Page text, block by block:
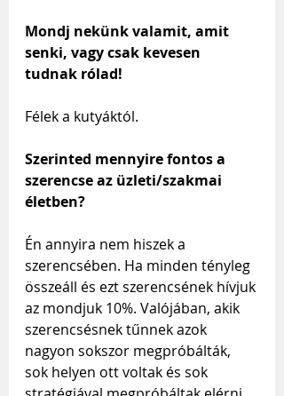
Mondj nekünk valamit, amit
senki, vagy csak kevesen
tudnak rólad!
Félek a kutyáktól.
Szerinted mennyire fontos a
szerencse az üzleti/szakmai
életben?
Én annyira nem hiszek a
szerencsében. Ha minden tényleg
összeáll és ezt szerencsének hívjuk
az mondjuk 10%. Valójában, akik
szerencsésnek tűnnek azok
nagyon sokszor megpróbálták,
sok helyen ott voltak és sok